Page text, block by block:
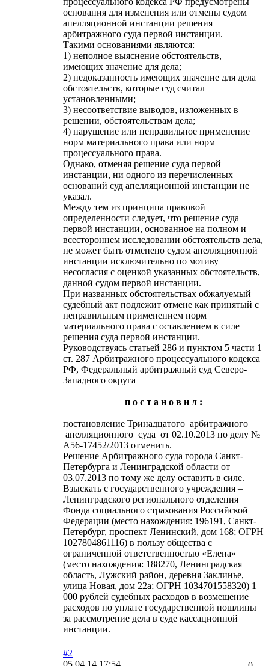
основания для изменения или отмены судом
апелляционной инстанции решения
арбитражного суда первой инстанции.
Такими основаниями являются:
1) неполное выяснение обстоятельств,
имеющих значение для дела;
2) недоказанность имеющих значение для дела
обстоятельств, которые суд считал
установленными;
3) несоответствие выводов, изложенных в
решении, обстоятельствам дела;
4) нарушение или неправильное применение
норм материального права или норм
процессуального права.
Однако, отменяя решение суда первой
инстанции, ни одного из перечисленных
оснований суд апелляционной инстанции не
указал.
Между тем из принципа правовой
определенности следует, что решение суда
первой инстанции, основанное на полном и
всестороннем исследовании обстоятельств дела,
не может быть отменено судом апелляционной
инстанции исключительно по мотиву
несогласия с оценкой указанных обстоятельств,
данной судом первой инстанции.
При названных обстоятельствах обжалуемый
судебный акт подлежит отмене как принятый с
неправильным применением норм
материального права с оставлением в силе
решения суда первой инстанции.
Руководствуясь статьей 286 и пунктом 5 части 1
ст. 287 Арбитражного процессуального кодекса
РФ, Федеральный арбитражный суд Северо-
Западного округа
п о с т а н о в и л :
постановление Тринадцатого арбитражного
апелляционного суда от 02.10.2013 по делу №
А56-17452/2013 отменить.
Решение Арбитражного суда города Санкт-
Петербурга и Ленинградской области от
03.07.2013 по тому же делу оставить в силе.
Взыскать с государственного учреждения –
Ленинградского регионального отделения
Фонда социального страхования Российской
Федерации (место нахождения: 196191, Санкт-
Петербург, проспект Ленинский, дом 168; ОГРН
1027804861116) в пользу общества с
ограниченной ответственностью «Елена»
(место нахождения: 188270, Ленинградская
область, Лужский район, деревня Заклинье,
улица Новая, дом 22а; ОГРН 1034701558320) 1
000 рублей судебных расходов в возмещение
расходов по уплате государственной пошлины
за рассмотрение дела в суде кассационной
инстанции.
#2
05.04.14 17:54